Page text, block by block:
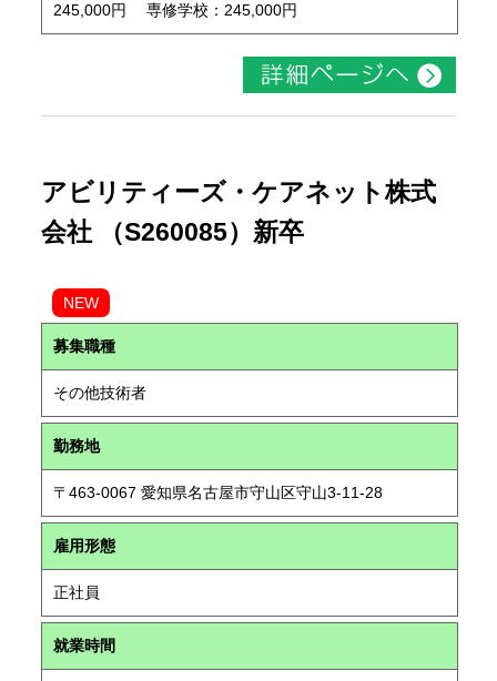
245,000円 専修学校：245,000円
アビリティーズ・ケアネット株式
会社 （S260085）新卒
NEW
募集職種
その他技術者
勤務地
〒463-0067 愛知県名古屋市守山区守山3-11-28
雇用形態
正社員
就業時間